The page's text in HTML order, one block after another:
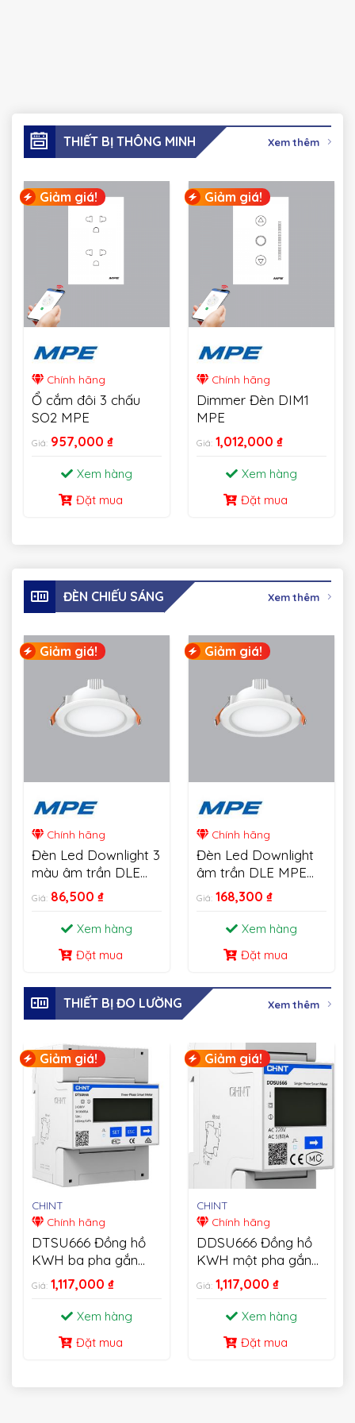
THIẾT BỊ THÔNG MINH Xem thêm
Giảm giá!
Chính hãng
Ổ cắm đôi 3 chấu
SO2 MPE
Giá: 957,000 ₫
Xem hàng
Đặt mua
Giảm giá!
Chính hãng
Dimmer Đèn DIM1
MPE
Giá: 1,012,000 ₫
Xem hàng
Đặt mua
ĐÈN CHIẾU SÁNG Xem thêm
Giảm giá!
Chính hãng
Đèn Led Downlight 3
màu âm trần DLE
MPE 6W-18W
Giá: 86,500 ₫
Xem hàng
Đặt mua
Giảm giá!
Chính hãng
Đèn Led Downlight
âm trần DLE MPE
18W
Giá: 168,300 ₫
Xem hàng
Đặt mua
THIẾT BỊ ĐO LƯỜNG Xem thêm
Giảm giá!
CHINT
Chính hãng
DTSU666 Đồng hồ
KWH ba pha gắn
trên thanh Din
Giá: 1,117,000 ₫
Xem hàng
Đặt mua
Giảm giá!
CHINT
Chính hãng
DDSU666 Đồng hồ
KWH một pha gắn
trên thanh Din
Giá: 1,117,000 ₫
Xem hàng
Đặt mua